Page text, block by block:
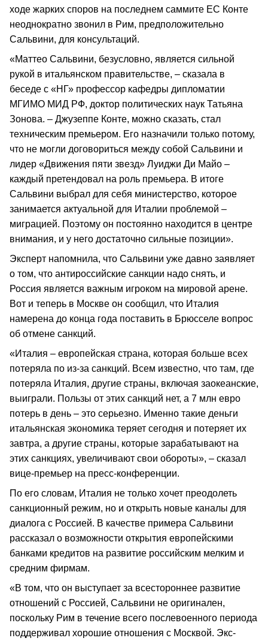
ходе жарких споров на последнем саммите ЕС Конте
неоднократно звонил в Рим, предположительно
Сальвини, для консультаций.
«Маттео Сальвини, безусловно, является сильной
рукой в итальянском правительстве, – сказала в
беседе с «НГ» профессор кафедры дипломатии
МГИМО МИД РФ, доктор политических наук Татьяна
Зонова. – Джузеппе Конте, можно сказать, стал
техническим премьером. Его назначили только потому,
что не могли договориться между собой Сальвини и
лидер «Движения пяти звезд» Луиджи Ди Майо –
каждый претендовал на роль премьера. В итоге
Сальвини выбрал для себя министерство, которое
занимается актуальной для Италии проблемой –
миграцией. Поэтому он постоянно находится в центре
внимания, и у него достаточно сильные позиции».
Эксперт напомнила, что Сальвини уже давно заявляет
о том, что антироссийские санкции надо снять, и
Россия является важным игроком на мировой арене.
Вот и теперь в Москве он сообщил, что Италия
намерена до конца года поставить в Брюсселе вопрос
об отмене санкций.
«Италия – европейская страна, которая больше всех
потеряла по из-за санкций. Всем известно, что там, где
потеряла Италия, другие страны, включая заокеанские,
выиграли. Пользы от этих санкций нет, а 7 млн евро
потерь в день – это серьезно. Именно такие деньги
итальянская экономика теряет сегодня и потеряет их
завтра, а другие страны, которые зарабатывают на
этих санкциях, увеличивают свои обороты», – сказал
вице-премьер на пресс-конференции.
По его словам, Италия не только хочет преодолеть
санкционный режим, но и открыть новые каналы для
диалога с Россией. В качестве примера Сальвини
рассказал о возможности открытия европейскими
банками кредитов на развитие российским мелким и
средним фирмам.
«В том, что он выступает за всестороннее развитие
отношений с Россией, Сальвини не оригинален,
поскольку Рим в течение всего послевоенного периода
поддерживал хорошие отношения с Москвой. Экс-